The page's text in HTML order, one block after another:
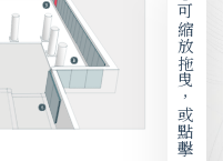
可縮放拖曳，或點擊